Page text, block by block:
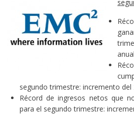
anual
segundo trimestre: incremento del
Récord de ingresos netos que
para el segundo trimestre: